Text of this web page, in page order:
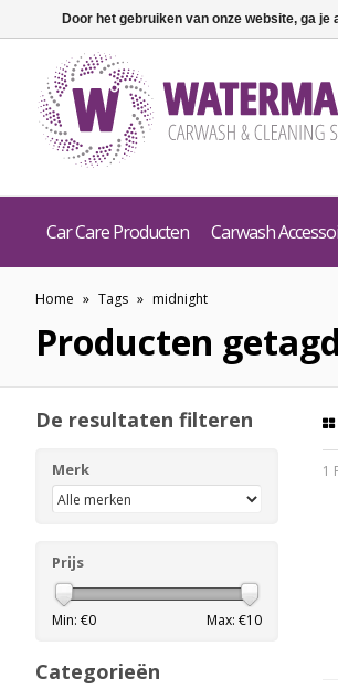
Car Care Producten Carwash
Home » Tags » midnight
Producten
1
De resultaten filteren
Merk
Prijs
Min: €0 Max: €10
Categorieën
Door het gebruiken van onze website, ga